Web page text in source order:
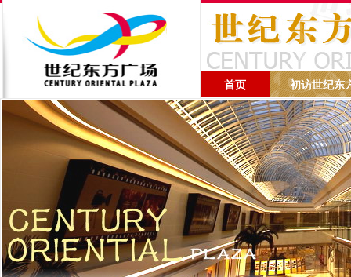
首页 初访世纪东